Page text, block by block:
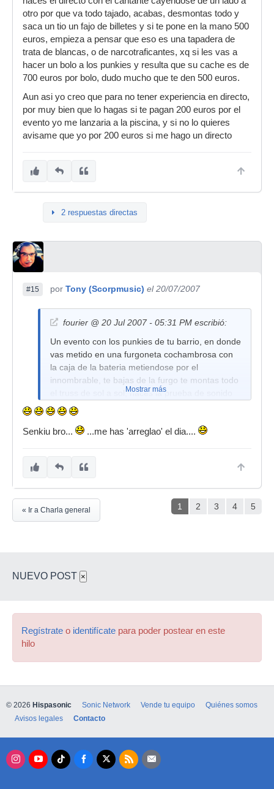
otro por que va todo tajado, acabas, desmontas todo y
saca un tio un fajo de billetes y si te pone en la mano 500
euros, empieza a pensar que eso es una tapadera de
trata de blancas, o de narcotraficantes, xq si les vas a
hacer un bolo a los punkies y resulta que su cache es de
700 euros por bolo, dudo mucho que te den 500 euros.
Aun asi yo creo que para no tener experiencia en directo,
por muy bien que lo hagas si te pagan 200 euros por el
evento yo me lanzaria a la piscina, y si no lo quieres
avisame que yo por 200 euros si me hago un directo
2 respuestas directas
#15 por Tony (Scorpmusic) el 20/07/2007
fourier @ 20 Jul 2007 - 05:31 PM escribió:
Un evento con los punkies de tu barrio, en donde
vas metido en una furgoneta cochambrosa con
la caja de la bateria metiendose por el
innombrable, te bajas de la furgo te montas todo
el truss de sol a sol, haces la prueba de sonido
con una guarringer, te cenas el bocata, haces el
directo con el cantante cayendose de un lado a
otro por que va todo tajado, acabas, desmontas
eso es una tapadera de trata de blancas, o de
Mostrar más
Senkiu bro... ...me has 'arreglao' el dia....
1 2 3 4 5
« Ir a Charla general
NUEVO POST ×
Regístrate o identifícate para poder postear en este
hilo
© 2026 Hispasonic Sonic Network Vende tu equipo
Quiénes somos
Avisos legales
Contacto